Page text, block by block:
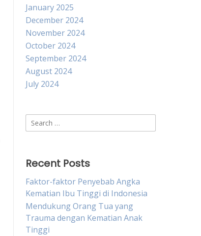
January 2025
December 2024
November 2024
October 2024
September 2024
August 2024
July 2024
Search
for:
Recent Posts
Faktor-faktor Penyebab Angka
Kematian Ibu Tinggi di Indonesia
Mendukung Orang Tua yang
Trauma dengan Kematian Anak
Tinggi